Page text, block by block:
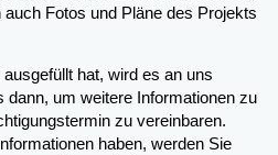
auch Fotos und Pläne des Projekts
hat, wird es an uns
dann, um weitere Informationen zu
zu vereinbaren.
haben, werden Sie